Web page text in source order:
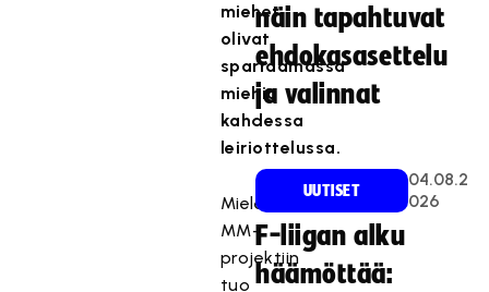
miehet
olivat
sparraamassa
miehiä
kahdessa
leiriottelussa.
Mielenkiintoa
MM-
projektiin
tuo
näin tapahtuvat
ehdokasasettelu
ja valinnat
UUTISET
04.08.2
026
F-liigan alku
häämöttää: